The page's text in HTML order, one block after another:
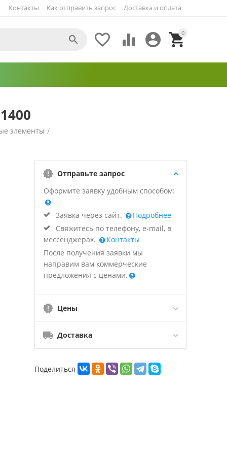
Как отправить запрос Доставка и оплата
Контакты
0


 

элементы /
Отправьте запрос
Оформите заявку удобным способом:
Заявка через сайт.
Подробнее
Свяжитесь по телефону, e-mail, в
мессенджерах.
Контакты
После получения заявки мы
направим вам коммерческие
предложения с ценами.
Цены
Доставка
Поделиться